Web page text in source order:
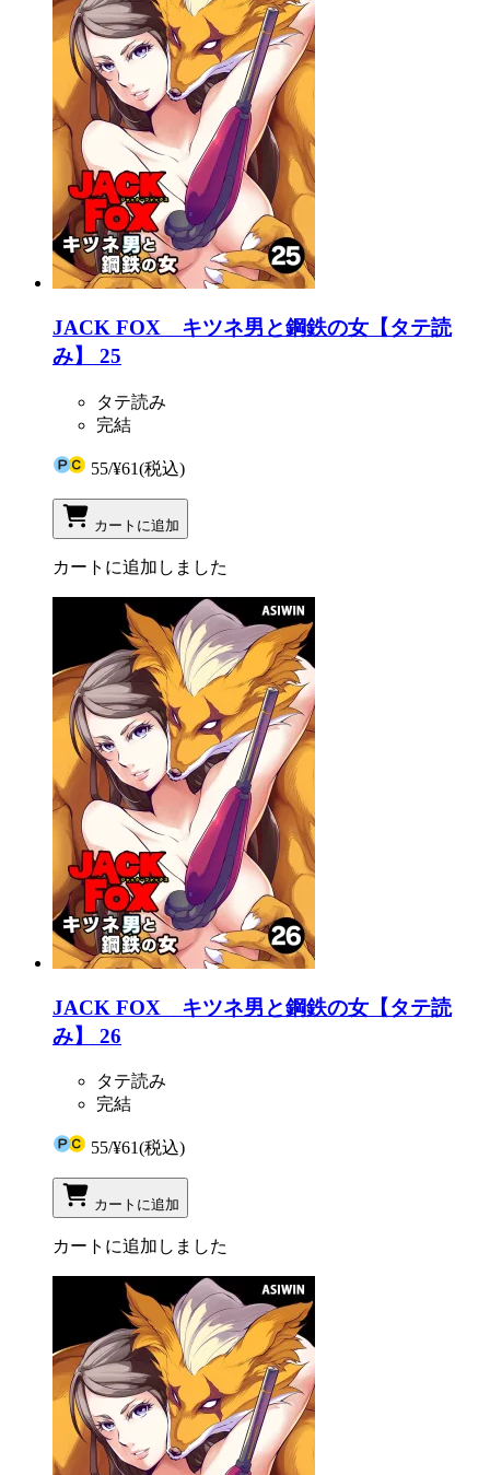
JACK FOX キツネ男と鋼鉄の女【タテ読
み】 25
タテ読み
完結
55/¥61(税込)
カートに追加
カートに追加しました
JACK FOX キツネ男と鋼鉄の女【タテ読
み】 26
タテ読み
完結
55/¥61(税込)
カートに追加
カートに追加しました